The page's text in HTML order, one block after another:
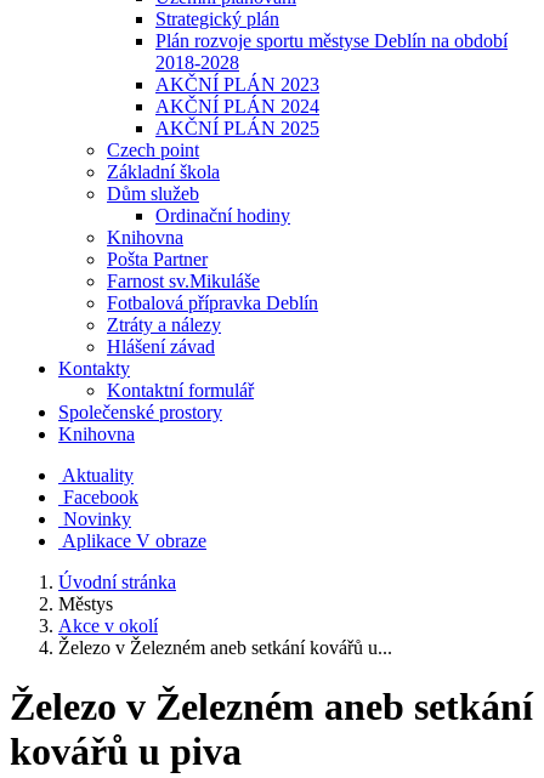
Strategický plán
Plán rozvoje sportu městyse Deblín na období
2018-2028
AKČNÍ PLÁN 2023
AKČNÍ PLÁN 2024
AKČNÍ PLÁN 2025
Czech point
Základní škola
Dům služeb
Ordinační hodiny
Knihovna
Pošta Partner
Farnost sv.Mikuláše
Fotbalová přípravka Deblín
Ztráty a nálezy
Hlášení závad
Kontakty
Kontaktní formulář
Společenské prostory
Knihovna
Aktuality
Facebook
Novinky
Aplikace V obraze
Úvodní stránka
Městys
Akce v okolí
Železo v Železném aneb setkání kovářů u...
Železo v Železném aneb setkání
kovářů u piva